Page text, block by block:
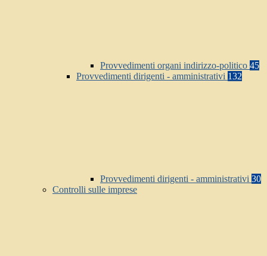
Provvedimenti organi indirizzo-politico 45
Provvedimenti dirigenti - amministrativi 132
Provvedimenti dirigenti - amministrativi 30
Controlli sulle imprese